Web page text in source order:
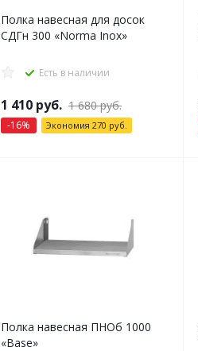
Полка навесная для досок
СДГн 300 «Norma Inox»
Есть в наличии
1 410 руб. 1 680руб.
-16% Экономия 270 руб.
Полка навесная ПНОб 1000
«Base»